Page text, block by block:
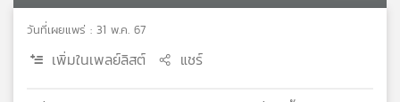
ข่าย
วันที่เผยแพร่ : 31 พ.ค. 67
เพิ่มในเพลย์ลิสต์ แชร์